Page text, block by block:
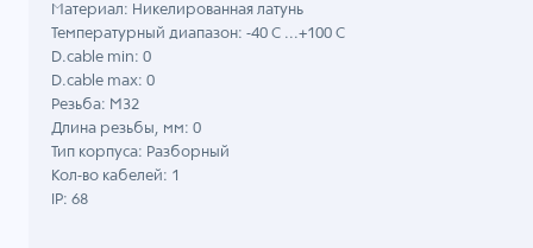
Материал: Никелированная латунь
Температурный диапазон: -40 C ...+100 C
D.cable min: 0
D.cable max: 0
Резьба: M32
Длина резьбы, мм: 0
Тип корпуса: Разборный
Кол-во кабелей: 1
IP: 68